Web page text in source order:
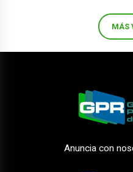
MÁS
Anuncia con